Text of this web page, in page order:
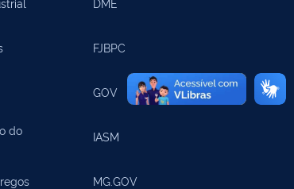
do
FJBPC
GOV
IASM
MG.GOV